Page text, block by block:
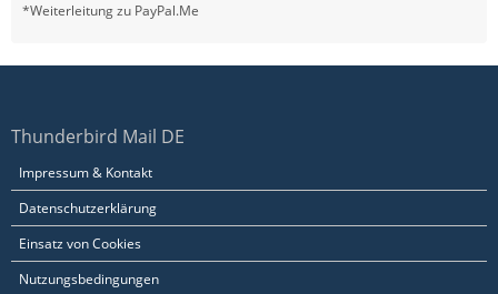
*Weiterleitung zu PayPal.Me
Thunderbird Mail DE
Impressum & Kontakt
Datenschutzerklärung
Einsatz von Cookies
Nutzungsbedingungen